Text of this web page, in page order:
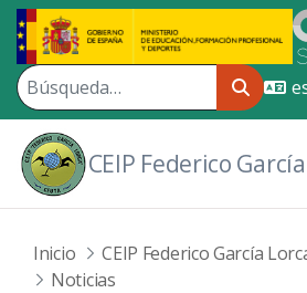
Saltar al contenido principal
CEIP Federico
Inicio CEIP Federico García
Noticias